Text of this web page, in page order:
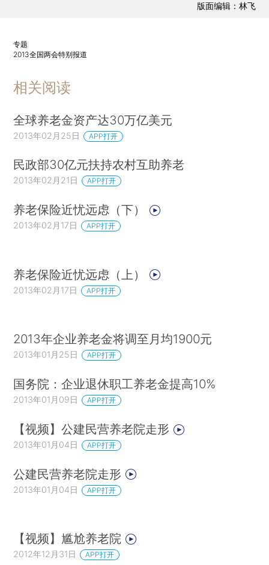
版面编辑：林飞
专题
2013全国两会特别报道
相关阅读
全球养老金资产达30万亿美元
2013年02月25日 APP打开
民政部30亿元扶持农村互助养老
2013年02月21日 APP打开
养老保险近忧远虑（下）
2013年02月17日 APP打开
养老保险近忧远虑（上）
2013年02月17日 APP打开
2013年企业养老金将调至月均1900元
2013年01月25日 APP打开
国务院：企业退休职工养老金提高10%
2013年01月09日 APP打开
【视频】公建民营养老院走形
2013年01月04日 APP打开
公建民营养老院走形
2013年01月04日 APP打开
【视频】尴尬养老院
2012年12月31日 APP打开